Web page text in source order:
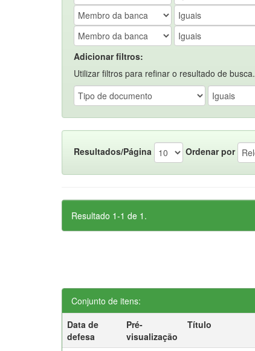
Adicionar filtros:
Utilizar filtros para refinar o resultado de busca.
Resultados/Página Ordenar por
Resultado 1-1 de 1.
Conjunto de itens:
Data de
defesa
Pré-
visualização
Título